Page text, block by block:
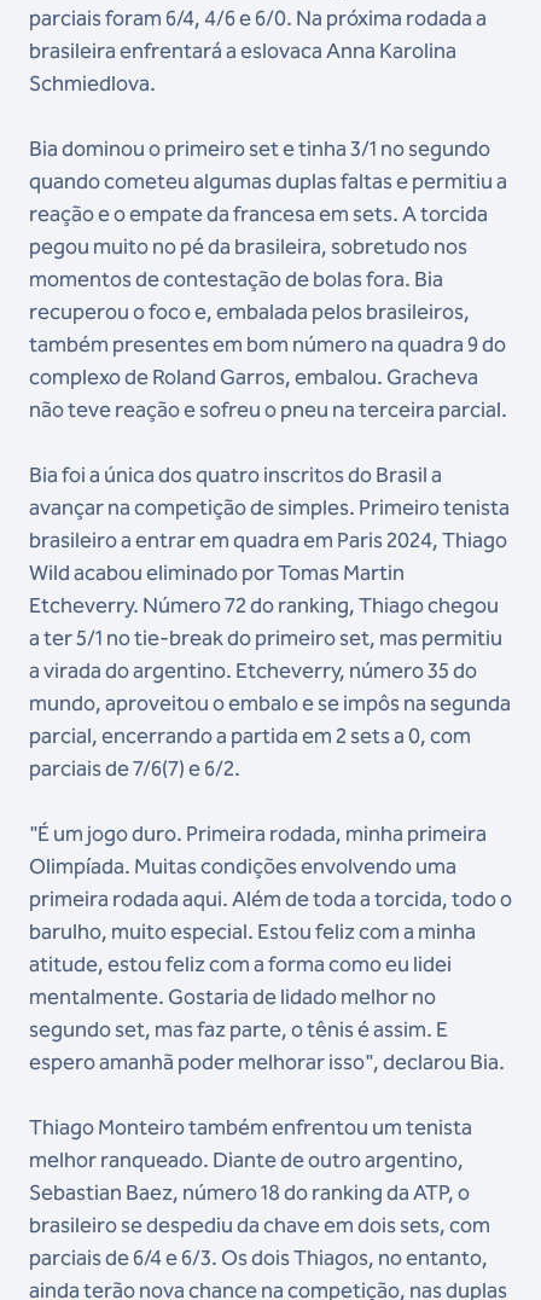
parciais foram 6/4, 4/6 e 6/0. Na próxima rodada a
brasileira enfrentará a eslovaca Anna Karolina
Schmiedlova.
Bia dominou o primeiro set e tinha 3/1 no segundo
quando cometeu algumas duplas faltas e permitiu a
reação e o empate da francesa em sets. A torcida
pegou muito no pé da brasileira, sobretudo nos
momentos de contestação de bolas fora. Bia
recuperou o foco e, embalada pelos brasileiros,
também presentes em bom número na quadra 9 do
complexo de Roland Garros, embalou. Gracheva
não teve reação e sofreu o pneu na terceira parcial.
Bia foi a única dos quatro inscritos do Brasil a
avançar na competição de simples. Primeiro tenista
brasileiro a entrar em quadra em Paris 2024, Thiago
Wild acabou eliminado por Tomas Martin
Etcheverry. Número 72 do ranking, Thiago chegou
a ter 5/1 no tie-break do primeiro set, mas permitiu
a virada do argentino. Etcheverry, número 35 do
mundo, aproveitou o embalo e se impôs na segunda
parcial, encerrando a partida em 2 sets a 0, com
parciais de 7/6(7) e 6/2.
"É um jogo duro. Primeira rodada, minha primeira
Olimpíada. Muitas condições envolvendo uma
primeira rodada aqui. Além de toda a torcida, todo o
barulho, muito especial. Estou feliz com a minha
atitude, estou feliz com a forma como eu lidei
mentalmente. Gostaria de lidado melhor no
segundo set, mas faz parte, o tênis é assim. E
espero amanhã poder melhorar isso", declarou Bia.
Thiago Monteiro também enfrentou um tenista
melhor ranqueado. Diante de outro argentino,
Sebastian Baez, número 18 do ranking da ATP, o
brasileiro se despediu da chave em dois sets, com
parciais de 6/4 e 6/3. Os dois Thiagos, no entanto,
ainda terão nova chance na competição, nas duplas